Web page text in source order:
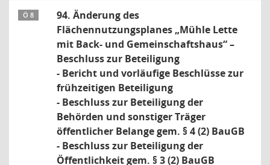
Ö 8
94. Änderung des
Flächennutzungsplanes „Mühle Lette
mit Back- und Gemeinschaftshaus“ –
Beschluss zur Beteiligung
- Bericht und vorläufige Beschlüsse zur
frühzeitigen Beteiligung
- Beschluss zur Beteiligung der
Behörden und sonstiger Träger
öffentlicher Belange gem. § 4 (2) BauGB
- Beschluss zur Beteiligung der
Öffentlichkeit gem. § 3 (2) BauGB